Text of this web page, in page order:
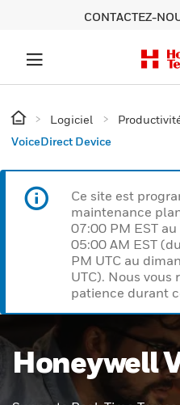
CONTACTEZ-
Logiciel
VoiceDirect Device
Ce site est
maintenance
07:00 PM EST
05:00 AM EST
PM UTC au
UTC). Nous vous
patience durant
Honeywell